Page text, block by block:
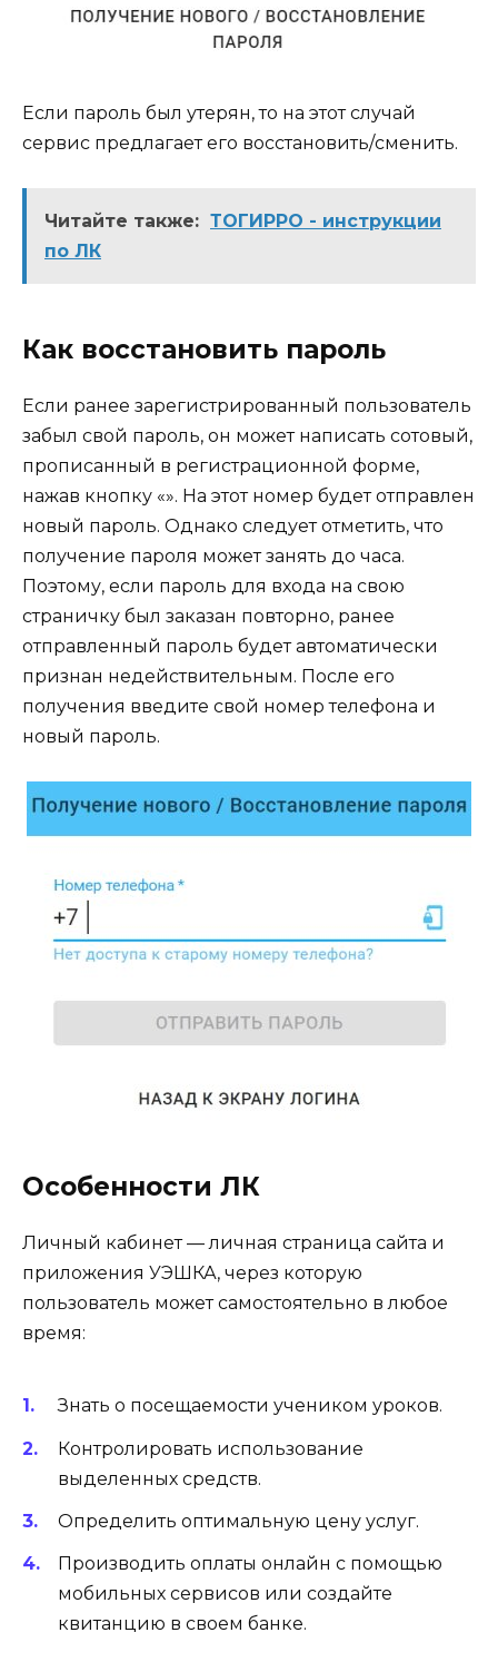
Если пароль был утерян, то на этот случай
сервис предлагает его восстановить/сменить.
Читайте также: ТОГИРРО - инструкции
по ЛК
Как восстановить пароль
Если ранее зарегистрированный пользователь
забыл свой пароль, он может написать сотовый,
прописанный в регистрационной форме,
нажав кнопку «». На этот номер будет отправлен
новый пароль. Однако следует отметить, что
получение пароля может занять до часа.
Поэтому, если пароль для входа на свою
страничку был заказан повторно, ранее
отправленный пароль будет автоматически
признан недействительным. После его
получения введите свой номер телефона и
новый пароль.
Особенности ЛК
Личный кабинет — личная страница сайта и
приложения УЭШКА, через которую
пользователь может самостоятельно в любое
время:
Знать о посещаемости учеником уроков.
Контролировать использование
выделенных средств.
Определить оптимальную цену услуг.
Производить оплаты онлайн с помощью
мобильных сервисов или создайте
квитанцию в своем банке.